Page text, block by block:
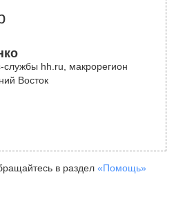
службы hh.ru, макрорегион
Восток
в раздел «Помощь»